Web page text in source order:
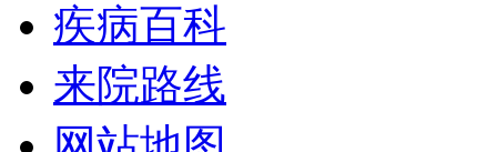
疾病百科
来院路线